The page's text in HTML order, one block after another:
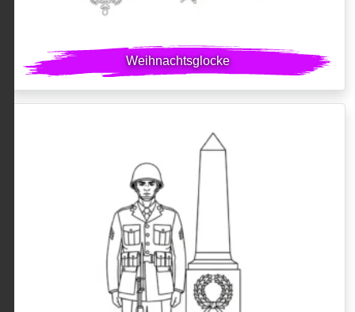
Weihnachtsglocke